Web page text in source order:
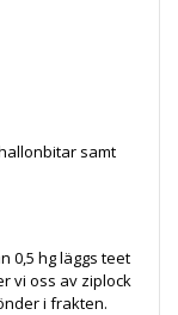
samt
0,5 hg läggs teet
vi oss av ziplock
i frakten.